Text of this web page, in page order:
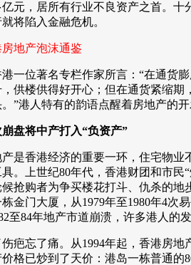
亿元，居所有行业不良资产之首。十
将陷入金融危机。
地产泡沫通鉴
位著名专栏作家所言：“在通货膨
供楼供得好开心；但在通货紧缩期
”港人特有的韵语点醒着房地产的
盘将中产打入“负资产”
香港经济的重要一环，住宅物业
。上世纪80年代，香港财团和市民
抢购者为争买楼花打斗、仇杀的地
金门大厦，从1979年至1980年4次
至84年地产市道崩溃，许多港人的
忘了痛。从1994年起，香港房地
格已炒到了天价：港岛一栋普通的